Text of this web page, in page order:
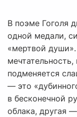
В поэме Гоголя
одной медали,
«мертвой
подменяется
— это
в бесконечной
облака, другая